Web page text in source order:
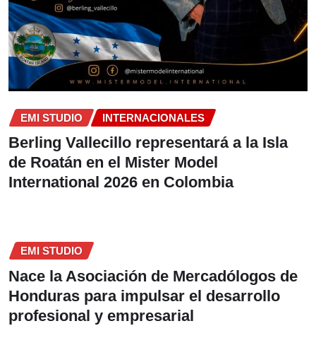
EMI STUDIO INTERNACIONALES
Berling Vallecillo representará a la Isla
de Roatán en el Mister Model
International 2026 en Colombia
EMI STUDIO
Nace la Asociación de Mercadólogos de
Honduras para impulsar el desarrollo
profesional y empresarial